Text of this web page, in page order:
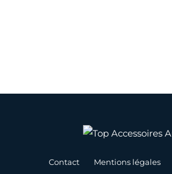
Contact Mentions légales